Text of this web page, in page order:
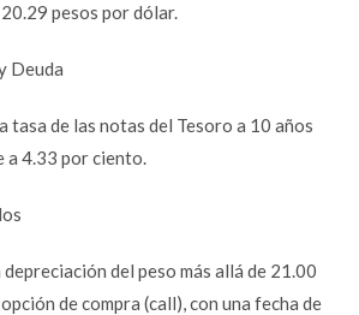
pesos por dólar.
Deuda
tasa de las notas del Tesoro a 10 años
a 4.33 por ciento.
del peso más allá de 21.00
de compra (call), con una fecha de